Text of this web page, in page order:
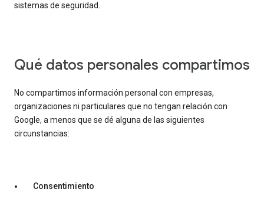
sistemas de seguridad.
Qué datos personales compartimos
No compartimos información personal con empresas,
organizaciones ni particulares que no tengan relación con
Google, a menos que se dé alguna de las siguientes
circunstancias:
Consentimiento